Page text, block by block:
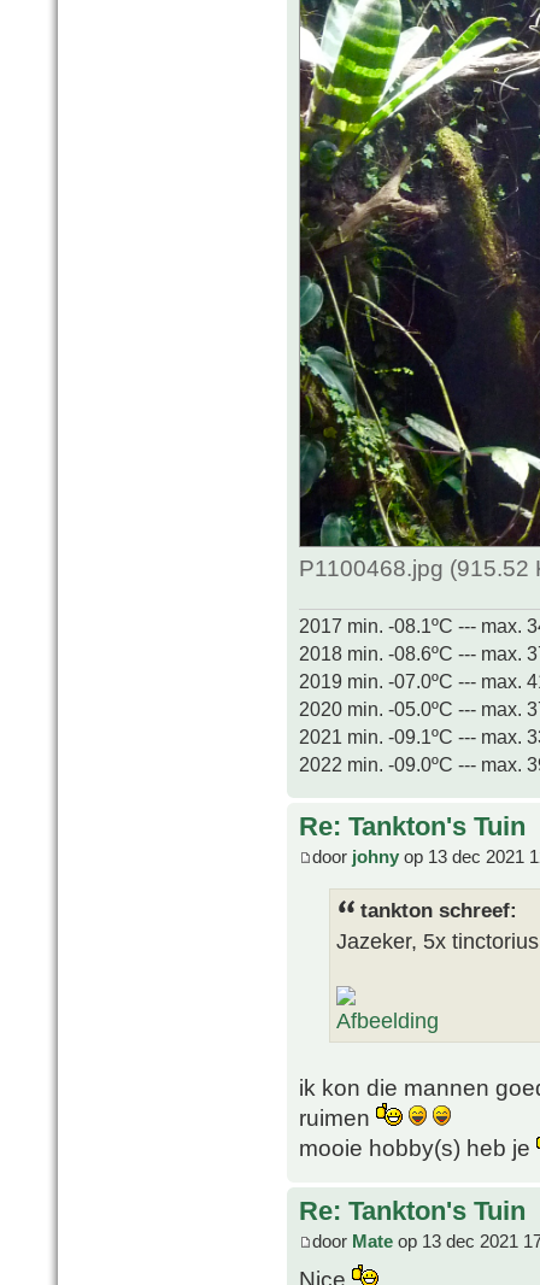
P1100468.jpg (915.52
2017 min. -08.1ºC --- max.
2018 min. -08.6ºC --- max.
2019 min. -07.0ºC --- max.
2020 min. -05.0ºC --- max.
2021 min. -09.1ºC --- max.
2022 min. -09.0ºC --- max.
Re: Tankton's Tuin
door johny op 13 dec 2021
tankton schreef:
Jazeker, 5x
ik kon die mannen
ruimen
mooie hobby(s) heb je
Re: Tankton's Tuin
door Mate op 13 dec 2021
Nice